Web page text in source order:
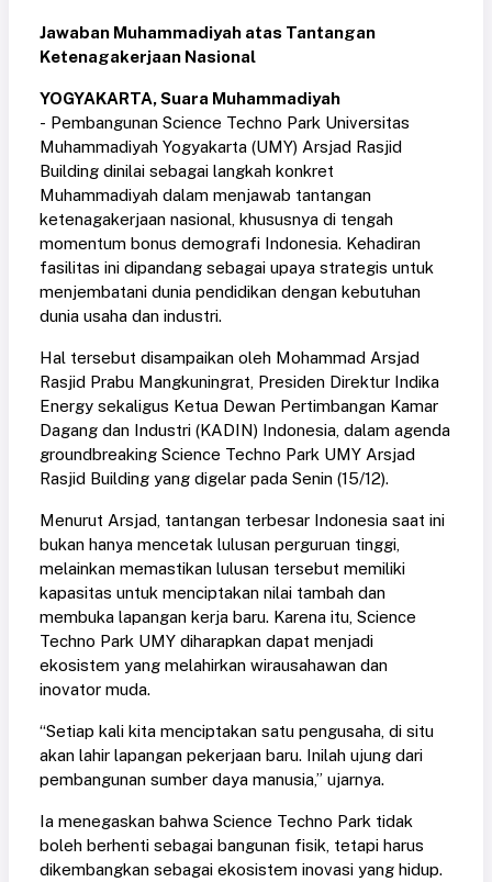
Jawaban Muhammadiyah atas Tantangan
Ketenagakerjaan Nasional
YOGYAKARTA, Suara Muhammadiyah
- Pembangunan Science Techno Park Universitas
Muhammadiyah Yogyakarta (UMY) Arsjad Rasjid
Building dinilai sebagai langkah konkret
Muhammadiyah dalam menjawab tantangan
ketenagakerjaan nasional, khususnya di tengah
momentum bonus demografi Indonesia. Kehadiran
fasilitas ini dipandang sebagai upaya strategis untuk
menjembatani dunia pendidikan dengan kebutuhan
dunia usaha dan industri.
Hal tersebut disampaikan oleh Mohammad Arsjad
Rasjid Prabu Mangkuningrat, Presiden Direktur Indika
Energy sekaligus Ketua Dewan Pertimbangan Kamar
Dagang dan Industri (KADIN) Indonesia, dalam agenda
groundbreaking Science Techno Park UMY Arsjad
Rasjid Building yang digelar pada Senin (15/12).
Menurut Arsjad, tantangan terbesar Indonesia saat ini
bukan hanya mencetak lulusan perguruan tinggi,
melainkan memastikan lulusan tersebut memiliki
kapasitas untuk menciptakan nilai tambah dan
membuka lapangan kerja baru. Karena itu, Science
Techno Park UMY diharapkan dapat menjadi
ekosistem yang melahirkan wirausahawan dan
inovator muda.
“Setiap kali kita menciptakan satu pengusaha, di situ
akan lahir lapangan pekerjaan baru. Inilah ujung dari
pembangunan sumber daya manusia,” ujarnya.
Ia menegaskan bahwa Science Techno Park tidak
boleh berhenti sebagai bangunan fisik, tetapi harus
dikembangkan sebagai ekosistem inovasi yang hidup.